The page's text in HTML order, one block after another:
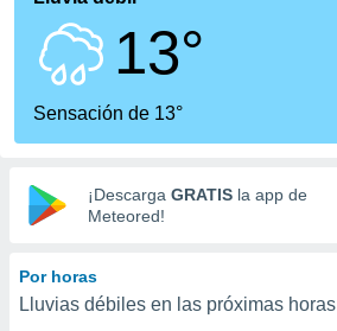
para
que se
calidad.
a este
las
y
digital
basada
13°
Sensación de 13°
¡Descarga GRATIS la app de
Meteored!
Por horas
Lluvias débiles en las próximas horas